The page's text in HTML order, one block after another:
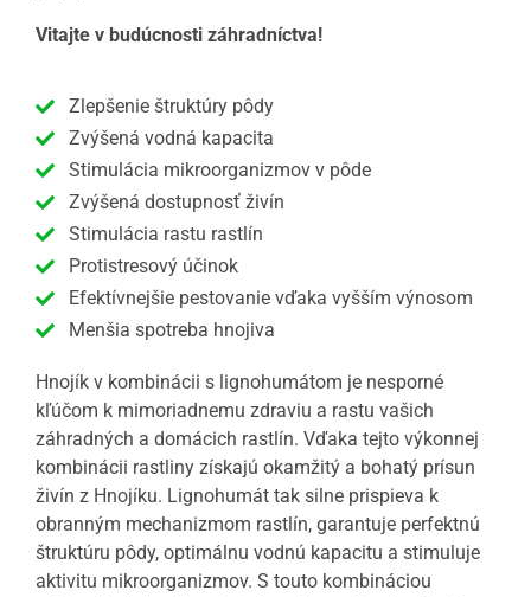
Vitajte v budúcnosti záhradníctva!
Zlepšenie štruktúry pôdy
Zvýšená vodná kapacita
Stimulácia mikroorganizmov v pôde
Zvýšená dostupnosť živín
Stimulácia rastu rastlín
Protistresový účinok
Efektívnejšie pestovanie vďaka vyšším výnosom
Menšia spotreba hnojiva
Hnojík v kombinácii s lignohumátom je nesporné
kľúčom k mimoriadnemu zdraviu a rastu vašich
záhradných a domácich rastlín. Vďaka tejto výkonnej
kombinácii rastliny získajú okamžitý a bohatý prísun
živín z Hnojíku. Lignohumát tak silne prispieva k
obranným mechanizmom rastlín, garantuje perfektnú
štruktúru pôdy, optimálnu vodnú kapacitu a stimuluje
aktivitu mikroorganizmov. S touto kombináciou